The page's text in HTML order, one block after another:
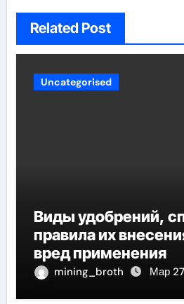
Related Post
Uncategorised
Виды удобрений,
правила их
вред применения
mining_broth Мар